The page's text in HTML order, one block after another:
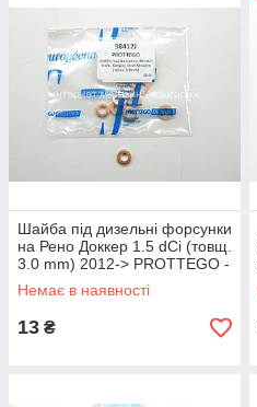
Шайба під дизельні форсунки
на Рено Доккер 1.5 dCi (товщ.
3.0 mm) 2012-> PROTTEGO -
98412J
Немає в наявності
13 ₴